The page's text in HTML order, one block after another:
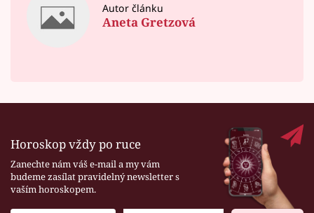
Autor článku
Aneta Gretzová
Horoskop vždy po ruce
Zanechte nám váš e-mail a my vám
budeme zasílat pravidelný newsletter s
vaším horoskopem.